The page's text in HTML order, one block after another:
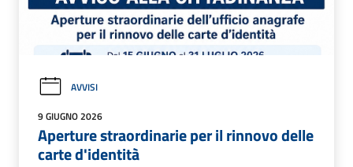
AVVISI
9 GIUGNO 2026
Aperture straordinarie per il rinnovo delle
carte d'identità